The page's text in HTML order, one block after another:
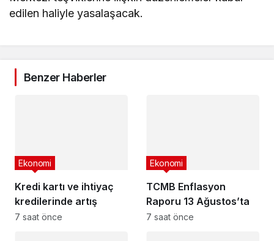
edilen haliyle yasalaşacak.
Benzer Haberler
Kredi kartı ve ihtiyaç
kredilerinde artış
Ekonomi
7 saat önce
TCMB Enflasyon
Raporu 13 Ağustos’ta
Ekonomi
7 saat önce